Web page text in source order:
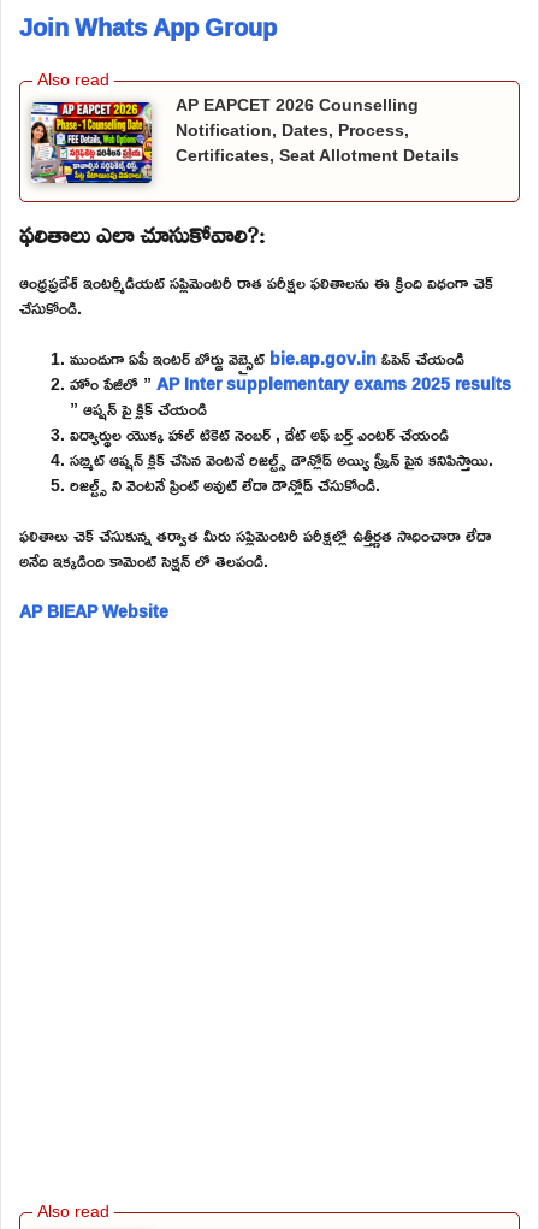
Join Whats App Group
AP EAPCET 2026 Counselling
Notification, Dates, Process,
Certificates, Seat Allotment Details
ఫలితాలు ఎలా చూసుకోవాలి?:
ఆంధ్రప్రదేశ్ ఇంటర్మీడియట్ సప్లిమెంటరీ రాత పరీక్షల ఫలితాలను ఈ క్రింది విధంగా చెక్
చేసుకోండి.
ముందుగా ఏపీ ఇంటర్ బోర్డు వెబ్సైట్bie.ap.gov.inఓపెన్ చేయండి
హోం పేజీలో ”AP Inter supplementary exams 2025 results
” ఆప్షన్ పై క్లిక్ చేయండి
విద్యార్థుల యొక్క హాల్ టికెట్ నెంబర్ , డేట్ అఫ్ బర్త్ ఎంటర్ చేయండి
సబ్మిట్ ఆప్షన్ క్లిక్ చేసిన వెంటనే రిజల్ట్స్ డౌన్లోడ్ అయ్యి స్క్రీన్ పైన కనిపిస్తాయి.
రిజల్ట్స్ ని వెంటనే ప్రింట్ అవుట్ లేదా డౌన్లోడ్ చేసుకోండి.
ఫలితాలు చెక్ చేసుకున్న తర్వాత మీరు సప్లిమెంటరీ పరీక్షల్లో ఉత్తీర్ణత సాధించారా లేదా
అనేది ఇక్కడింది కామెంట్ సెక్షన్ లో తెలపండి.
AP BIEAP Website